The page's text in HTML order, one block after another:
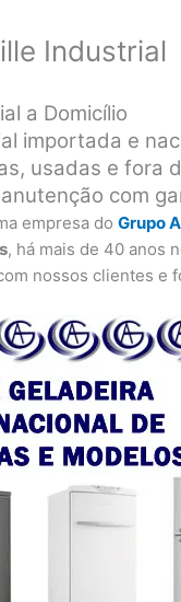
Industrial
a Domicílio
importada e
usadas e fora
com
empresa doGrupo
, há mais de 40 anos
nossos clientes e